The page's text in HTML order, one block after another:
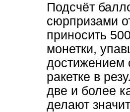
Подсчёт
сюрпризами
приносить
монетки,
достижением
ракетке в
две и более
делают